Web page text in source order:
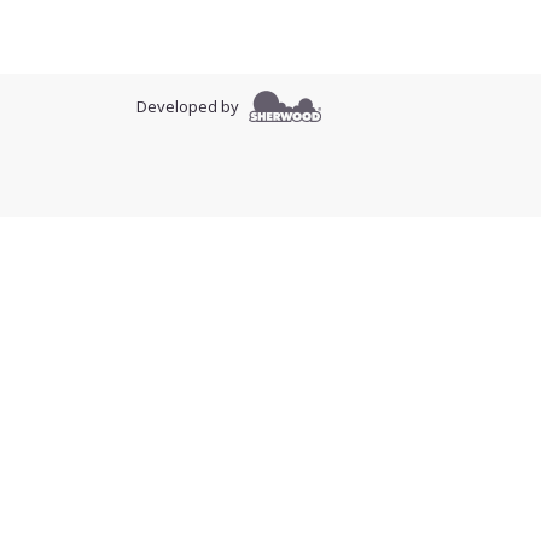
Developed by